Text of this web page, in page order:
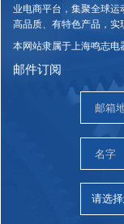
业电商平台，集聚全球运
高品质、有特色产品，实
本网站隶属于上海鸣志电
邮件订阅